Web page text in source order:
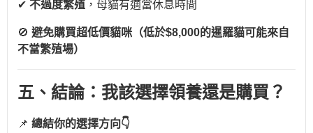
✔ 不過度繁殖 ，母貓有適當休息時間
🚫 避免購買超低價貓咪（低於$8,000的暹羅貓可能來自
不當繁殖場）
五、結論：我該選擇領養還是購買？
📌 總結你的選擇方向👇